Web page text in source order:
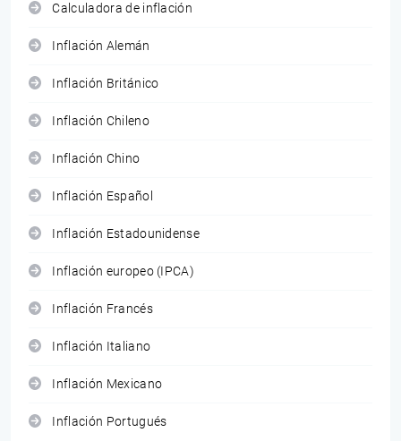
Calculadora de inflación
Inflación Alemán
Inflación Británico
Inflación Chileno
Inflación Chino
Inflación Español
Inflación Estadounidense
Inflación europeo (IPCA)
Inflación Francés
Inflación Italiano
Inflación Mexicano
Inflación Portugués